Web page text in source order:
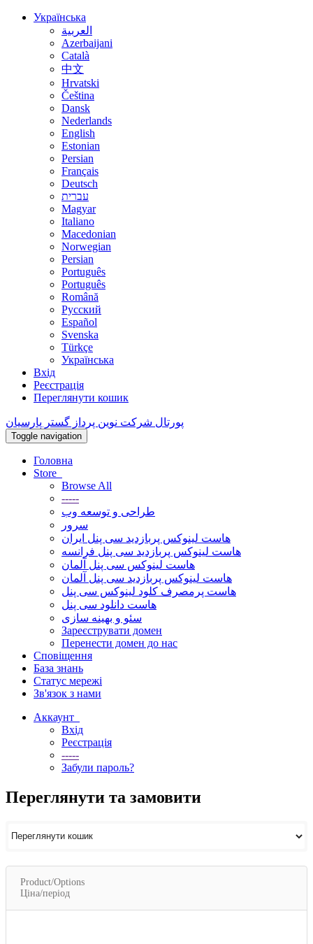
Українська
العربية
Azerbaijani
Català
中文
Hrvatski
Čeština
Dansk
Nederlands
English
Estonian
Persian
Français
Deutsch
עברית
Magyar
Italiano
Macedonian
Norwegian
Persian
Português
Português
Română
Русский
Español
Svenska
Türkçe
Українська
Вхід
Реєстрація
Переглянути кошик
پورتال شرکت نوین پرداز گستر پارسیان
Toggle navigation
Головна
Store
Browse All
-----
طراحی و توسعه وب
سرور
هاست لینوکس پربازدید سی پنل ایران
هاست لینوکس پربازدید سی پنل فرانسه
هاست لینوکس سی پنل آلمان
هاست لینوکس پربازدید سی پنل آلمان
هاست پرمصرف کلود لینوکس سی پنل
هاست دانلود سی پنل
سئو و بهینه سازی
Зареєструвати домен
Перенести домен до нас
Сповіщення
База знань
Статус мережі
Зв'язок з нами
Аккаунт
Вхід
Реєстрація
-----
Забули пароль?
Переглянути та замовити
Product/Options
Ціна/період